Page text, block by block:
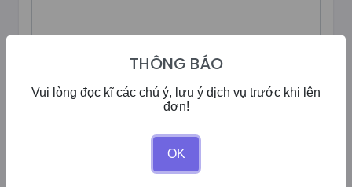
Giảm giá:0%
THÔNG BÁO
Vui lòng đọc kĩ các chú ý, lưu ý dịch vụ trước khi lên
đơn!
OK